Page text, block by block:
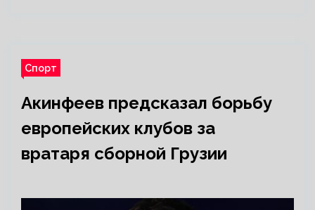
Спорт
Акинфеев предсказал борьбу
европейских клубов за
вратаря сборной Грузии